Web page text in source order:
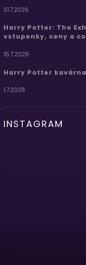
31.7.2026
Harry Potter: The
vstupenky, ceny a
15.7.2026
Harry Potter
1.7.2026
INSTAGRAM